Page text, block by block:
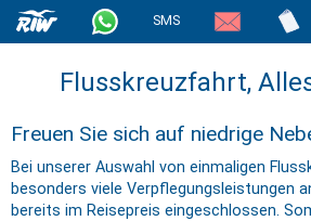
SMS
Flusskreuzfahrt,
Freuen Sie sich auf niedrige
Bei unserer Auswahl von einmaligen
besonders viele Verpflegungsleistungen
bereits im Reisepreis eingeschlossen.